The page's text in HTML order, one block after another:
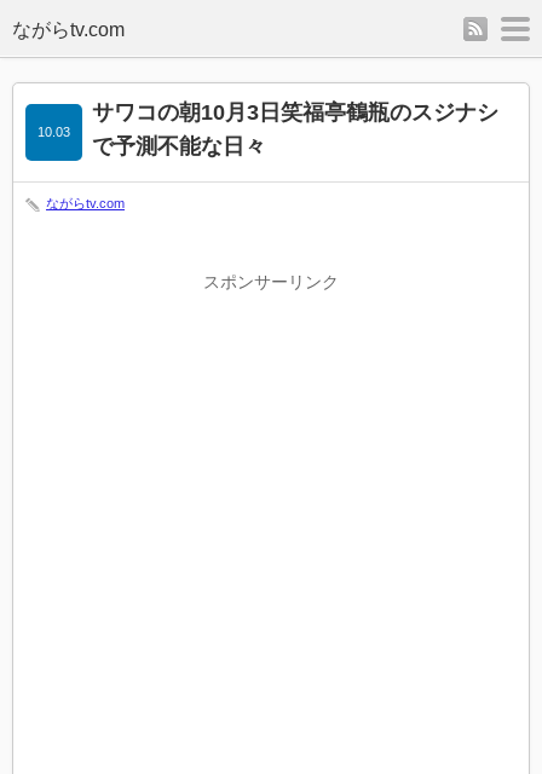
rss
サワコの朝10月3日笑福亭鶴瓶のスジナシ
で予測不能な日々
10.03
ながらtv.com
スポンサーリンク